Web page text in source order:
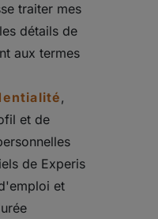
traiter mes
détails de
aux termes
,
et de
de Experis
et